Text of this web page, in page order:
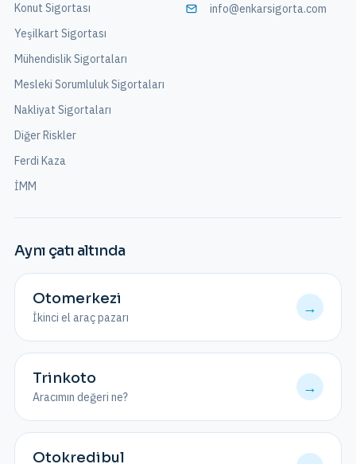
Konut Sigortası
Yeşilkart Sigortası
Mühendislik Sigortaları
Mesleki Sorumluluk Sigortaları
Nakliyat Sigortaları
Diğer Riskler
Ferdi Kaza
İMM
info@enkarsigorta.com
Aynı çatı altında
Otomerkezi
İkinci el araç pazarı
→
Trinkoto
Aracımın değeri ne?
→
Otokredibul